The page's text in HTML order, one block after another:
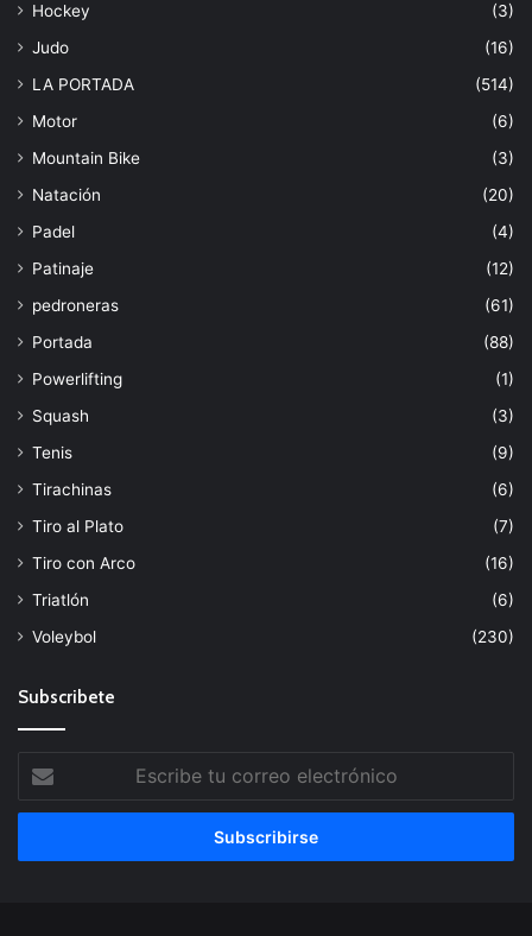
Hockey
(3)
Judo
(16)
LA PORTADA
(514)
Motor
(6)
Mountain Bike
(3)
Natación
(20)
Padel
(4)
Patinaje
(12)
pedroneras
(61)
Portada
(88)
Powerlifting
(1)
Squash
(3)
Tenis
(9)
Tirachinas
(6)
Tiro al Plato
(7)
Tiro con Arco
(16)
Triatlón
(6)
Voleybol
(230)
Subscribete
Escribe
tu
correo